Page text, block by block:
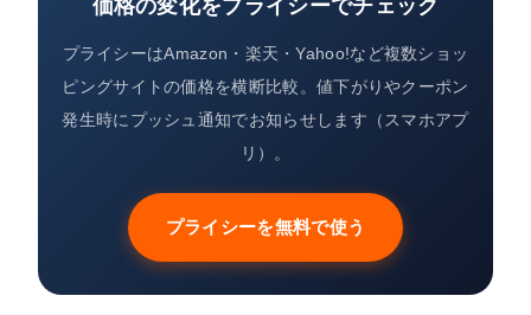
価格の変化をプライシーでチェック
プライシーはAmazon・楽天・Yahoo!など複数ショッ
ピングサイトの価格を横断比較。値下がりやクーポン
発生時にプッシュ通知でお知らせします（スマホアプ
リ）。
プライシーを無料で使う